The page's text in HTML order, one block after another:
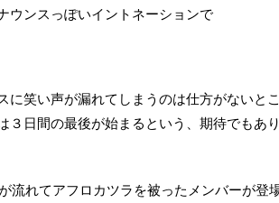
ウンスっぽいイントネーションで
笑い声が漏れてしまうのは仕方がないとこ
日間の最後が始まるという、期待でもあり
流れてアフロカツラを被ったメンバーが登